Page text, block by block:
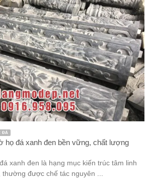
ĐÁ
họ đá xanh đen bền vững, chất lượng
xanh đen là hạng mục kiến trúc tâm linh
được chế tác nguyên ...